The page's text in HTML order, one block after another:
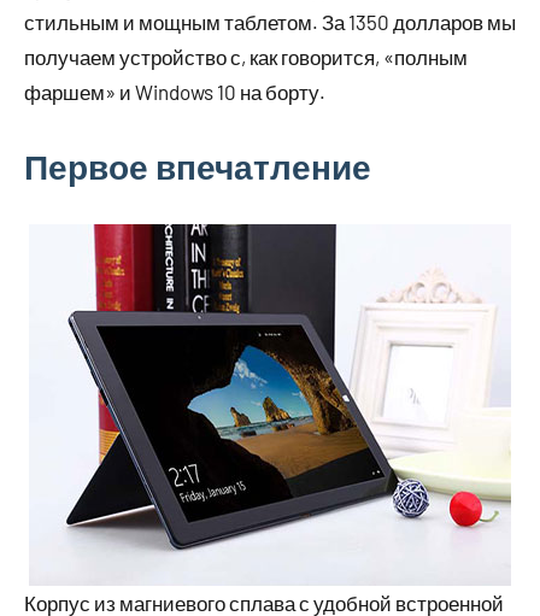
стильным и мощным таблетом. За 1350 долларов мы
получаем устройство с, как говорится, «полным
фаршем» и Windows 10 на борту.
Первое впечатление
Корпус из магниевого сплава с удобной встроенной